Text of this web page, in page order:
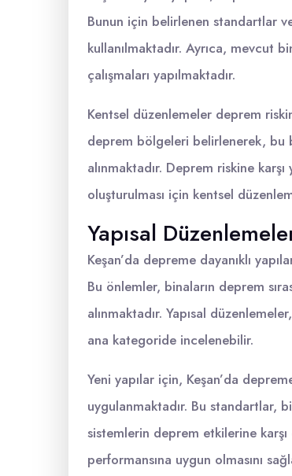
Bunun için belirlenen standartlar
kullanılmaktadır. Ayrıca, mevcut
çalışmaları yapılmaktadır.
Kentsel düzenlemeler deprem
deprem bölgeleri belirlenerek, bu
alınmaktadır. Deprem riskine
oluşturulması için kentsel
Yapısal
Keşan’da depreme dayanıklı
Bu önlemler, binaların deprem
alınmaktadır. Yapısal
ana kategoride incelenebilir.
Yeni yapılar için, Keşan’da
uygulanmaktadır. Bu standartlar,
sistemlerin deprem etkilerine
performansına uygun olmasını